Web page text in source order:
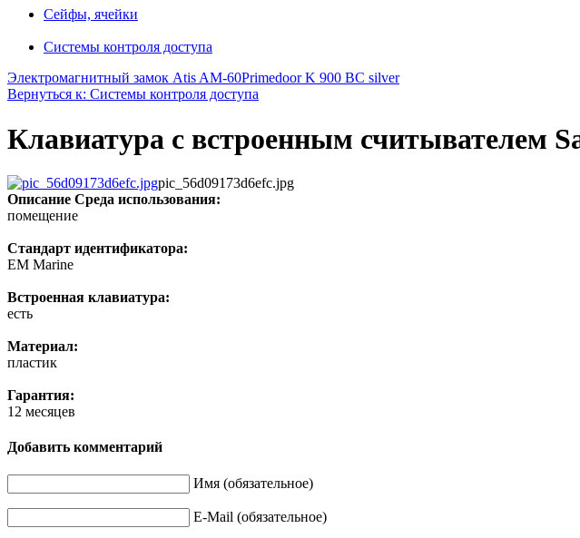
Сейфы, ячейки
Системы контроля доступа
Электромагнитный замок Atis AM-60Primedoor K 900 BC silver
Вернуться к: Системы контроля доступа
Клавиатура с встроенным считывателем
pic_56d09173d6efc.jpg
Описание Среда использования:
помещение
Стандарт идентификатора:
EM Marine
Встроенная клавиатура:
есть
Материал:
пластик
Гарантия:
12 месяцев
Добавить комментарий
Имя (обязательное)
E-Mail (обязательное)